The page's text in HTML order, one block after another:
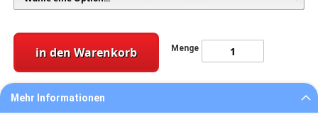
Menge
in den Warenkorb
Mehr Informationen